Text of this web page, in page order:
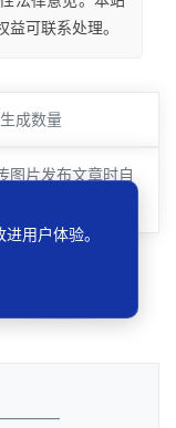
可联系处理。
成数量
图片发布文章时自
————
用户体验。